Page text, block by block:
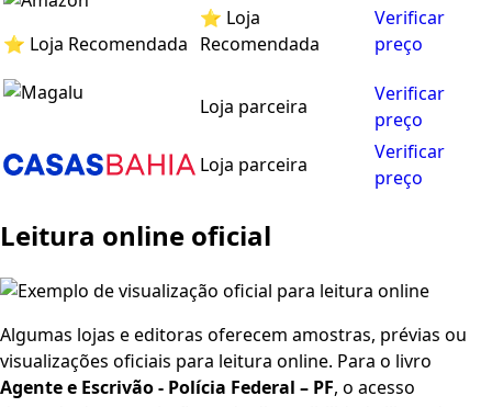
⭐ Loja Recomendada
⭐ Loja
Recomendada
Verificar
preço
Loja parceira
Verificar
preço
Loja parceira
Verificar
preço
Leitura online oficial
Algumas lojas e editoras oferecem amostras, prévias ou
visualizações oficiais para leitura online. Para o livro
Agente e Escrivão - Polícia Federal – PF, o acesso